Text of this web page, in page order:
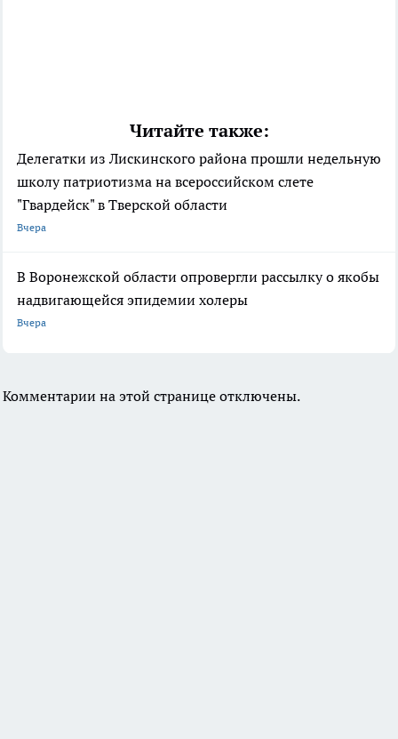
Читайте также:
Делегатки из Лискинского района прошли недельную
школу патриотизма на всероссийском слете
"Гвардейск" в Тверской области
Вчера
В Воронежской области опровергли рассылку о якобы
надвигающейся эпидемии холеры
Вчера
Комментарии на этой странице отключены.